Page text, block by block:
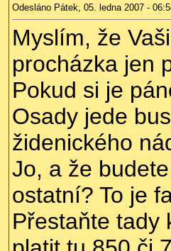
Odesláno Pátek, 05. ledna 2007 -
Myslím, že
procházka jen
Pokud si je
Osady jede
židenického
Jo, a že
ostatní? To je
Přestaňte tady